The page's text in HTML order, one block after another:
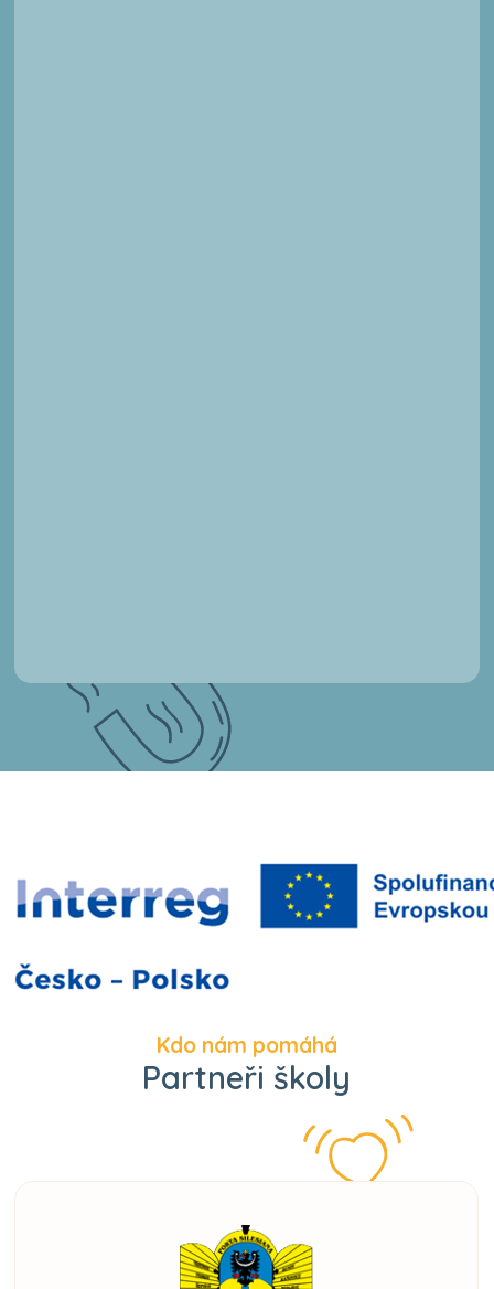
Kdo nám pomáhá
Partneři školy